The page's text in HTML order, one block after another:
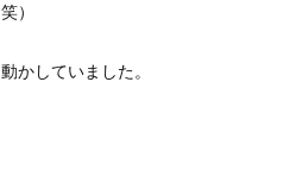
）
かしていました。